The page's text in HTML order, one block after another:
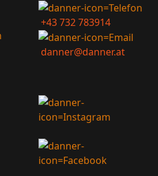
+43 732 783914
danner@danner.at